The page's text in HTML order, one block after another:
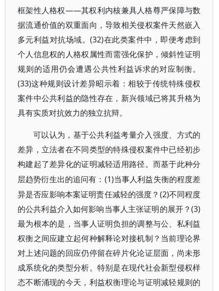
框架性人格权——其权利内核兼具人格尊严保障与数
据流通价值的双重面向，导致相关侵权案件天然嵌入
多元利益对抗场域。(32)在此类案件中，即便考虑到
个人信息权的人格权属性而需强化保护，倾斜性证明
规则的适用仍会遭遇公共性利益诉求的对应制衡。
(33)这种规则设计差异昭示着：相较于传统特殊侵权
案件中公共利益的隐性存在，新兴领域已将其升格为
具有实质对抗效力的独立抗辩。
可以认为，基于公共利益考量介入强度、方式的
差异，立法者在不同类型的特殊侵权案件中已经初步
构建起了差异化的证明减轻适用路径。而基于此种分
层趋势衍生出的追问有： (1)当事人利益失衡的程度差
异是否应影响本案证明责任减轻的强度？(2)不同程度
的公共利益介入如何影响当事人主张证明的展开？(3)
最为根本的是，当事人证明负担的调整与公、私利益
权衡之间应建立起何种解释论对接机制？当前理论界
对上述问题的回应仍停留在碎片化论证层面，尚未形
成系统化的类型分析。特别是在现代社会新型侵权样
态不断涌现的今天，利益权衡理论与证明减轻规则的